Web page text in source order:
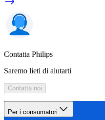
Contatta Philips
Saremo lieti di aiutarti
Contatta noi
Per i consumatori